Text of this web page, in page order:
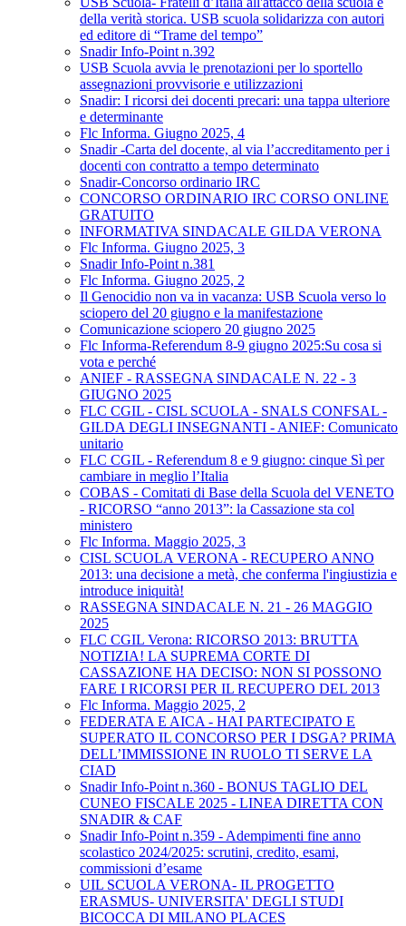
della verità storica. USB scuola solidarizza con autori
ed editore di “Trame del tempo”
Snadir Info-Point n.392
USB Scuola avvia le prenotazioni per lo sportello
assegnazioni provvisorie e utilizzazioni
Snadir: I ricorsi dei docenti precari: una tappa ulteriore
e determinante
Flc Informa. Giugno 2025, 4
Snadir -Carta del docente, al via l’accreditamento per i
docenti con contratto a tempo determinato
Snadir-Concorso ordinario IRC
CONCORSO ORDINARIO IRC CORSO ONLINE
GRATUITO
INFORMATIVA SINDACALE GILDA VERONA
Flc Informa. Giugno 2025, 3
Snadir Info-Point n.381
Flc Informa. Giugno 2025, 2
Il Genocidio non va in vacanza: USB Scuola verso lo
sciopero del 20 giugno e la manifestazione
Comunicazione sciopero 20 giugno 2025
Flc Informa-Referendum 8-9 giugno 2025:Su cosa si
vota e perché
ANIEF - RASSEGNA SINDACALE N. 22 - 3
GIUGNO 2025
FLC CGIL - CISL SCUOLA - SNALS CONFSAL -
GILDA DEGLI INSEGNANTI - ANIEF: Comunicato
unitario
FLC CGIL - Referendum 8 e 9 giugno: cinque Sì per
cambiare in meglio l’Italia
COBAS - Comitati di Base della Scuola del VENETO
- RICORSO “anno 2013”: la Cassazione sta col
ministero
Flc Informa. Maggio 2025, 3
CISL SCUOLA VERONA - RECUPERO ANNO
2013: una decisione a metà, che conferma l'ingiustizia e
introduce iniquità!
RASSEGNA SINDACALE N. 21 - 26 MAGGIO
2025
FLC CGIL Verona: RICORSO 2013: BRUTTA
NOTIZIA! LA SUPREMA CORTE DI
CASSAZIONE HA DECISO: NON SI POSSONO
FARE I RICORSI PER IL RECUPERO DEL 2013
Flc Informa. Maggio 2025, 2
FEDERATA E AICA - HAI PARTECIPATO E
SUPERATO IL CONCORSO PER I DSGA? PRIMA
DELL’IMMISSIONE IN RUOLO TI SERVE LA
CIAD
Snadir Info-Point n.360 - BONUS TAGLIO DEL
CUNEO FISCALE 2025 - LINEA DIRETTA CON
SNADIR & CAF
Snadir Info-Point n.359 - Adempimenti fine anno
scolastico 2024/2025: scrutini, credito, esami,
commissioni d’esame
UIL SCUOLA VERONA- IL PROGETTO
ERASMUS- UNIVERSITA' DEGLI STUDI
BICOCCA DI MILANO PLACES